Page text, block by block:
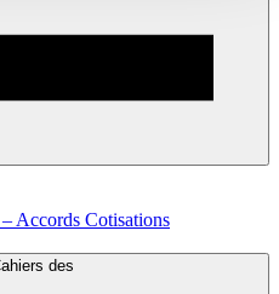
Accords Cotisations
des